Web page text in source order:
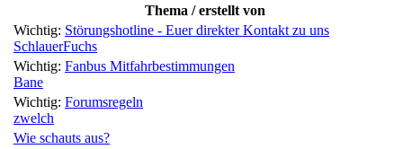
Thema / erstellt von
Wichtig: Störungshotline - Euer direkter Kontakt zu uns
SchlauerFuchs
Wichtig: Fanbus Mitfahrbestimmungen
Bane
Wichtig: Forumsregeln
zwelch
Wie schauts aus?